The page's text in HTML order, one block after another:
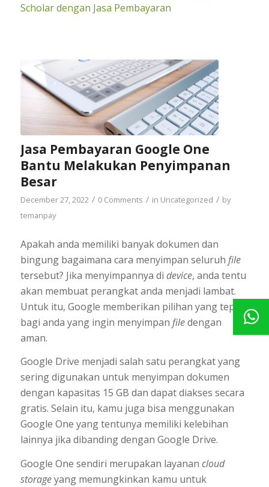
Scholar dengan Jasa Pembayaran
Jasa Pembayaran Google One
Bantu Melakukan Penyimpanan
Besar
December 27, 2022 / 0 Comments / in Uncategorized / by
temanpay
Apakah anda memiliki banyak dokumen dan
bingung bagaimana cara menyimpan seluruh file
tersebut? Jika menyimpannya di device, anda tentu
akan membuat perangkat anda menjadi lambat.
Untuk itu, Google memberikan pilihan yang tepat
bagi anda yang ingin menyimpan filedengan
aman.
Google Drive menjadi salah satu perangkat yang
sering digunakan untuk menyimpan dokumen
dengan kapasitas 15 GB dan dapat diakses secara
gratis. Selain itu, kamu juga bisa menggunakan
Google One yang tentunya memiliki kelebihan
lainnya jika dibanding dengan Google Drive.
Google One sendiri merupakan layanan cloud
storageyang memungkinkan kamu untuk